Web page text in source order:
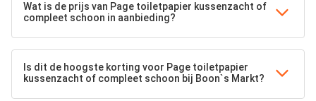
Wat is de prijs van Page toiletpapier kussenzacht of
compleet schoon in aanbieding?
Is dit de hoogste korting voor Page toiletpapier
kussenzacht of compleet schoon bij Boon`s Markt?